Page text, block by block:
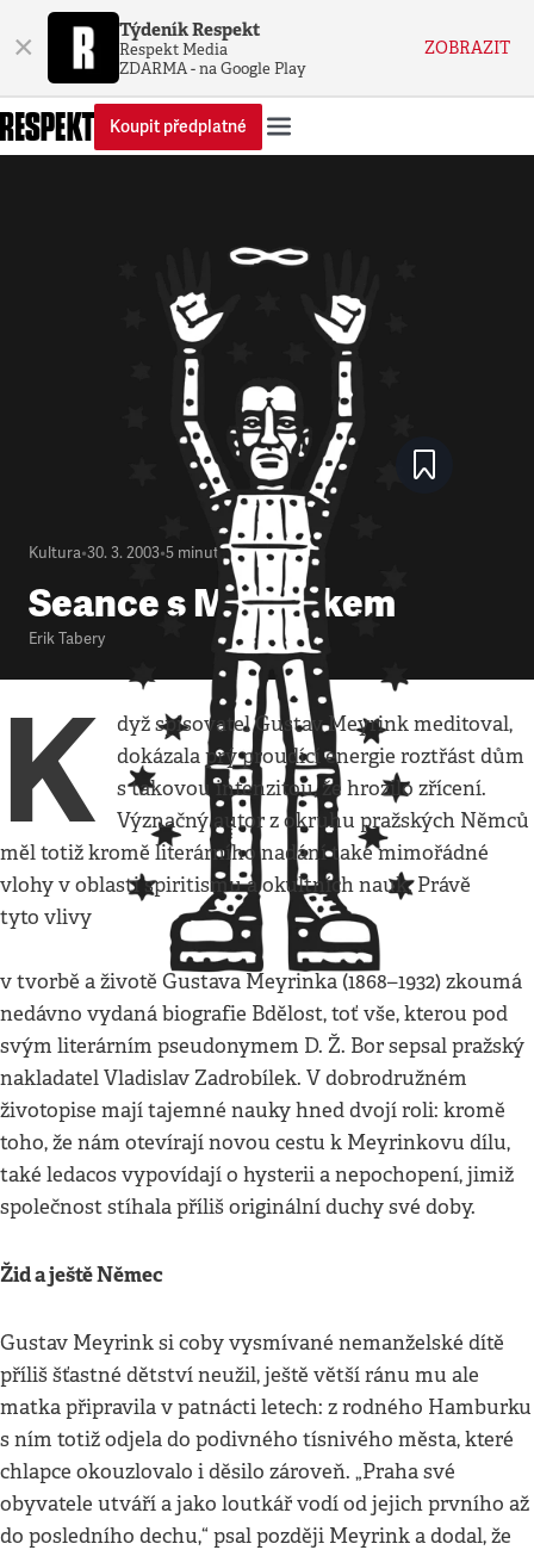
× Týdeník Respekt
Respekt Media
ZDARMA - na Google Play
ZOBRAZIT
Koupit předplatné
Kultura•30. 3. 2003•5 minut
Seance s Meyrinkem
Erik Tabery
K
dyž spisovatel Gustav Meyrink meditoval,
dokázala prý proudící energie roztřást dům
s takovou intenzitou, že hrozilo zřícení.
Význačný autor z okruhu pražských Němců
měl totiž kromě literárního nadání také mimořádné
vlohy v oblasti spiritismu a okultních nauk. Právě
tyto vlivy
v tvorbě a životě Gustava Meyrinka (1868–1932) zkoumá
nedávno vydaná biografie Bdělost, toť vše, kterou pod
svým literárním pseudonymem D. Ž. Bor sepsal pražský
nakladatel Vladislav Zadrobílek. V dobrodružném
životopise mají tajemné nauky hned dvojí roli: kromě
toho, že nám otevírají novou cestu k Meyrinkovu dílu,
také ledacos vypovídají o hysterii a nepochopení, jimiž
společnost stíhala příliš originální duchy své doby.
Žid a ještě Němec
Gustav Meyrink si coby vysmívané nemanželské dítě
příliš šťastné dětství neužil, ještě větší ránu mu ale
matka připravila v patnácti letech: z rodného Hamburku
s ním totiž odjela do podivného tísnivého města, které
chlapce okouzlovalo i děsilo zároveň. „Praha své
obyvatele utváří a jako loutkář vodí od jejich prvního až
do posledního dechu,“ psal později Meyrink a dodal, že